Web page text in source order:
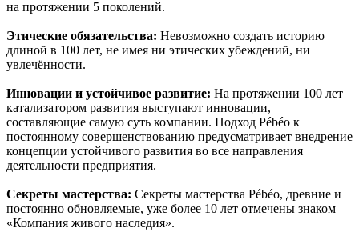
на протяжении 5 поколений.
Этические обязательства: Невозможно создать историю
длиной в 100 лет, не имея ни этических убеждений, ни
увлечённости.
Инновации и устойчивое развитие: На протяжении 100 лет
катализатором развития выступают инновации,
составляющие самую суть компании. Подход Pébéo к
постоянному совершенствованию предусматривает внедрение
концепции устойчивого развития во все направления
деятельности предприятия.
Секреты мастерства: Секреты мастерства Pébéo, древние и
постоянно обновляемые, уже более 10 лет отмечены знаком
«Компания живого наследия».